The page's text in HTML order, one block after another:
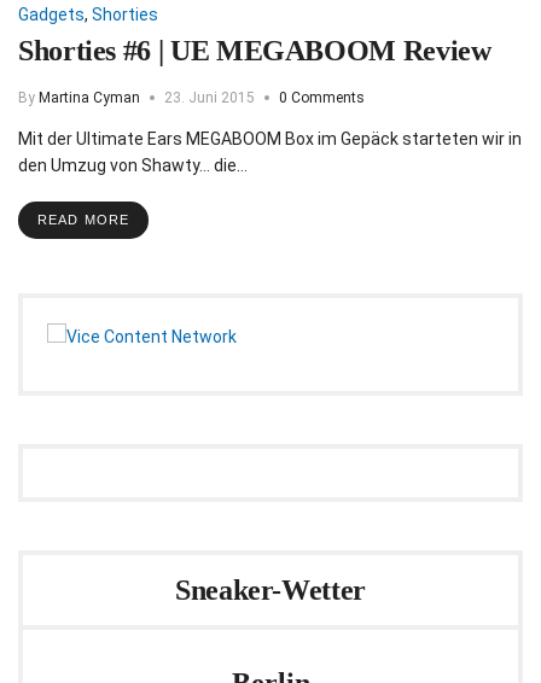
Gadgets, Shorties
Shorties #6 | UE MEGABOOM Review
By Martina Cyman 23. Juni 2015 0 Comments
Mit der Ultimate Ears MEGABOOM Box im Gepäck starteten wir in
den Umzug von Shawty... die…
READ MORE
Sneaker-Wetter